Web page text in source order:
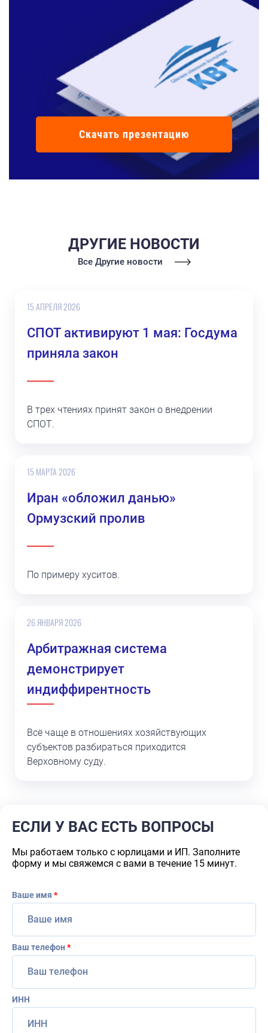
Скачать презентацию
ДРУГИЕ НОВОСТИ
Все Другие новости
15 АПРЕЛЯ 2026
СПОТ активируют 1 мая: Госдума
приняла закон
В трех чтениях принят закон о внедрении
СПОТ.
15 МАРТА 2026
Иран «обложил данью»
Ормузский пролив
По примеру хуситов.
26 ЯНВАРЯ 2026
Арбитражная система
демонстрирует
индиффирентность
Всё чаще в отношениях хозяйствующих
субъектов разбираться приходится
Верховному суду.
ЕСЛИ У ВАС ЕСТЬ ВОПРОСЫ
Мы работаем только с юрлицами и ИП. Заполните
форму и мы свяжемся с вами в течение 15 минут.
Ваше имя *
Ваш телефон*
ИНН